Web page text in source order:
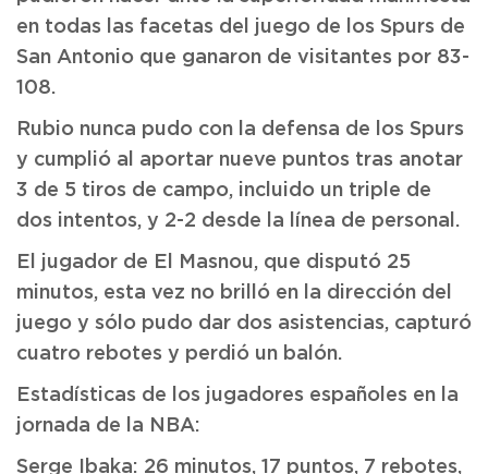
en todas las facetas del juego de los Spurs de
San Antonio que ganaron de visitantes por 83-
108.
Rubio nunca pudo con la defensa de los Spurs
y cumplió al aportar nueve puntos tras anotar
3 de 5 tiros de campo, incluido un triple de
dos intentos, y 2-2 desde la línea de personal.
El jugador de El Masnou, que disputó 25
minutos, esta vez no brilló en la dirección del
juego y sólo pudo dar dos asistencias, capturó
cuatro rebotes y perdió un balón.
Estadísticas de los jugadores españoles en la
jornada de la NBA:
Serge Ibaka: 26 minutos, 17 puntos, 7 rebotes,